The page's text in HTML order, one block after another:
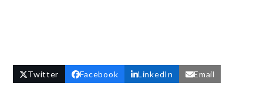
Twitter Facebook LinkedIn Email